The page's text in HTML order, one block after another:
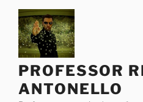
Pular
conteúdo
PROFESSOR
ANTONELLO